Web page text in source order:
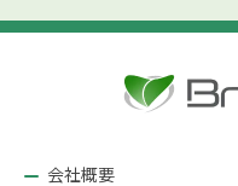
会社概要